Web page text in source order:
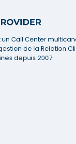
un Call Center
de la Relation
depuis 2007.